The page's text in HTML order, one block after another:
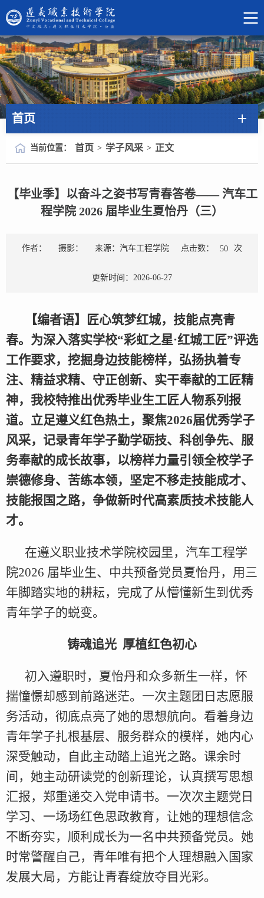
首页
当前位置： 首页 > 学子风采 > 正文
【毕业季】以奋斗之姿书写青春答卷—— 汽车工
程学院 2026 届毕业生夏怡丹（三）
作者： 摄影： 来源：汽车工程学院 点击数： 50 次
更新时间：2026-06-27
【编者语】匠心筑梦红城，技能点亮青
春。为深入落实学校“彩虹之星·红城工匠”评选
工作要求，挖掘身边技能榜样，弘扬执着专
注、精益求精、守正创新、实干奉献的工匠精
神，我校特推出优秀毕业生工匠人物系列报
道。立足遵义红色热土，聚焦2026届优秀学子
风采，记录青年学子勤学砺技、科创争先、服
务奉献的成长故事，以榜样力量引领全校学子
崇德修身、苦练本领，坚定不移走技能成才、
技能报国之路，争做新时代高素质技术技能人
才。
在遵义职业技术学院校园里，汽车工程学
院2026 届毕业生、中共预备党员夏怡丹，用三
年脚踏实地的耕耘，完成了从懵懂新生到优秀
青年学子的蜕变。
铸魂追光 厚植红色初心
初入遵职时，夏怡丹和众多新生一样，怀
揣憧憬却感到前路迷茫。一次主题团日志愿服
务活动，彻底点亮了她的思想航向。看着身边
青年学子扎根基层、服务群众的模样，她内心
深受触动，自此主动踏上追光之路。课余时
间，她主动研读党的创新理论，认真撰写思想
汇报，郑重递交入党申请书。一次次主题党日
学习、一场场红色思政教育，让她的理想信念
不断夯实，顺利成长为一名中共预备党员。她
时常警醒自己，青年唯有把个人理想融入国家
发展大局，方能让青春绽放夺目光彩。